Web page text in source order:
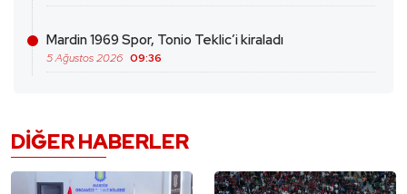
Mardin 1969 Spor, Tonio Teklic’i kiraladı
5 Ağustos 2026 09:36
DIĞER HABERLER